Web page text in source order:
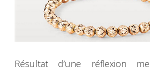
Résultat d’une réflexion